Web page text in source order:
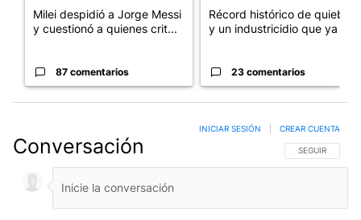
Milei despidió a Jorge Messi
y cuestionó a quienes crit...
87 comentarios
Récord histórico de quiebras
y un industricidio que ya ...
23 comentarios
Conversación SIGA ESTA
SEGUIR
INICIAR SESIÓN CREAR CUENTA